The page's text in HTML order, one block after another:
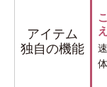
アイテム
独自の機能
体